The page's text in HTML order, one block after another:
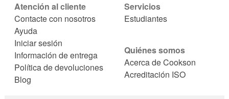
Atención al cliente
Contacte con nosotros
Ayuda
Iniciar sesión
Información de entrega
Política de devoluciones
Blog
Servicios
Estudiantes
Quiénes somos
Acerca de Cookson
Acreditación ISO